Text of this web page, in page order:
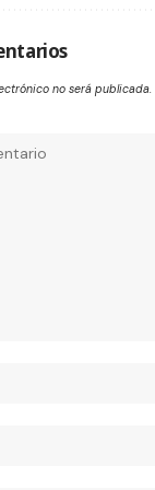
no será publicada.